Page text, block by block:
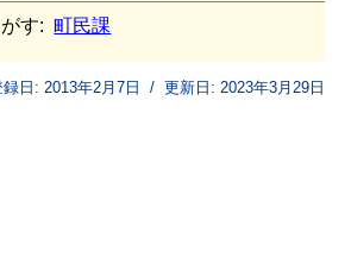
がす:町民課
録日: 2013年2月7日 / 更新日: 2023年3月29日